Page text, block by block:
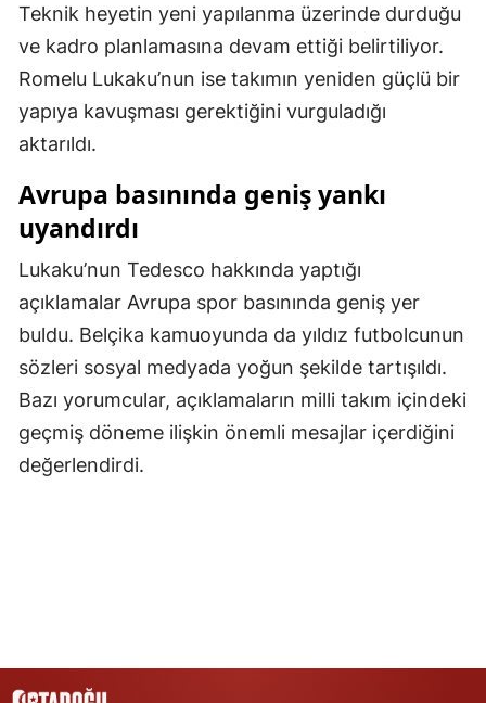
Sakarya
Samsun
Siirt
Sivas
Tokat
Trabzon
Tunceli
Şanlıurfa
Teknik heyetin yeni yapılanma üzerinde durduğu
ve kadro planlamasına devam ettiği belirtiliyor.
Romelu Lukaku’nun ise takımın yeniden güçlü bir
yapıya kavuşması gerektiğini vurguladığı
aktarıldı.
Avrupa basınında geniş yankı
uyandırdı
Lukaku’nun Tedesco hakkında yaptığı
açıklamalar Avrupa spor basınında geniş yer
buldu. Belçika kamuoyunda da yıldız futbolcunun
sözleri sosyal medyada yoğun şekilde tartışıldı.
Bazı yorumcular, açıklamaların milli takım içindeki
geçmiş döneme ilişkin önemli mesajlar içerdiğini
değerlendirdi.